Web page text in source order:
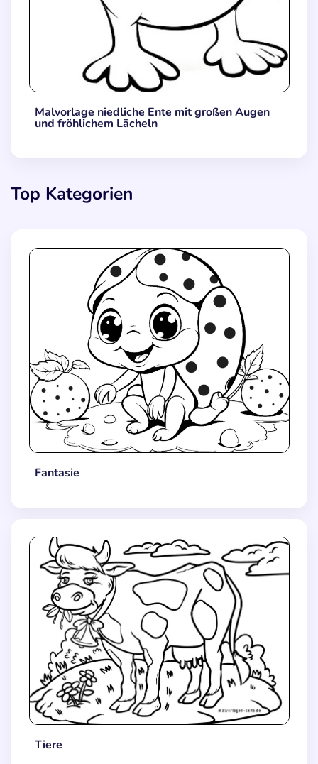
Malvorlage niedliche Ente mit großen Augen
und fröhlichem Lächeln
Top Kategorien
Fantasie
Tiere